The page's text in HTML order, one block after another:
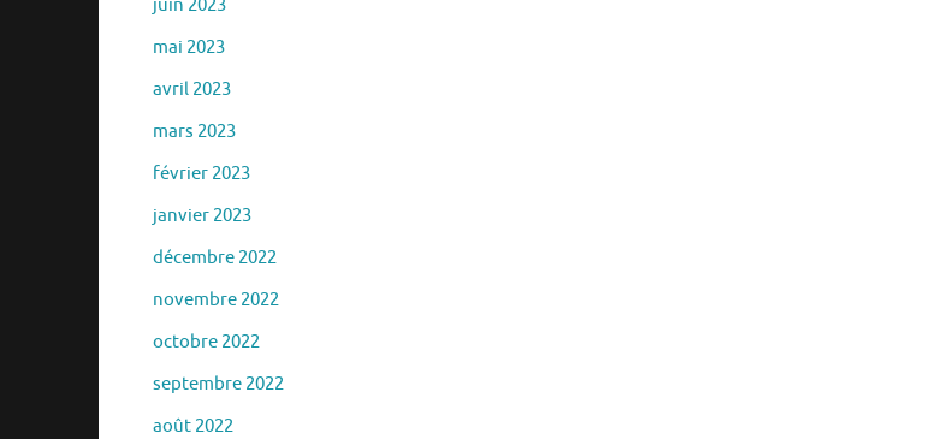
juin 2023
mai 2023
avril 2023
mars 2023
février 2023
janvier 2023
décembre 2022
novembre 2022
octobre 2022
septembre 2022
août 2022